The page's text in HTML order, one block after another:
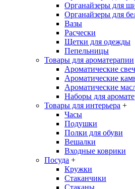
Органайзеры для
Органайзеры для
Вазы
Расчески
Щетки для одежды
Пепельницы
Товары для ароматерапии
Ароматические
Ароматические
Ароматические
Наборы для
Товары для интерьера +
Часы
Подушки
Полки для обуви
Вешалки
Входные коврики
Посуда +
Кружки
Стаканчики
Стаканы